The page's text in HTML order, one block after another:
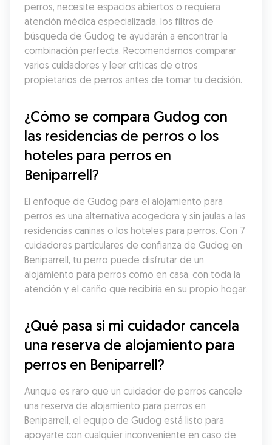
perros, necesite espacios abiertos o requiera
atención médica especializada, los filtros de
búsqueda de Gudog te ayudarán a encontrar la
combinación perfecta. Recomendamos comparar
varios cuidadores y leer críticas de otros
propietarios de perros antes de tomar tu decisión.
¿Cómo se compara Gudog con
las residencias de perros o los
hoteles para perros en
Beniparrell?
El enfoque de Gudog para el alojamiento para
perros es una alternativa acogedora y sin jaulas a las
residencias caninas o los hoteles para perros. Con 7
cuidadores particulares de confianza de Gudog en
Beniparrell, tu perro puede disfrutar de un
alojamiento para perros como en casa, con toda la
atención y el cariño que recibiría en su propio hogar.
¿Qué pasa si mi cuidador cancela
una reserva de alojamiento para
perros en Beniparrell?
Aunque es raro que un cuidador de perros cancele
una reserva de alojamiento para perros en
Beniparrell, el equipo de Gudog está listo para
apoyarte con cualquier inconveniente en caso de